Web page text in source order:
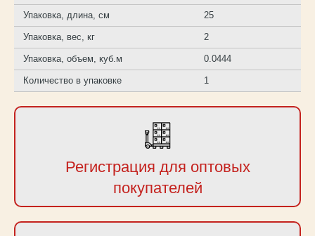
Упаковка, длина, см 25
Упаковка, вес, кг 2
Упаковка, объем, куб.м 0.0444
Количество в упаковке 1
Регистрация для оптовых
покупателей